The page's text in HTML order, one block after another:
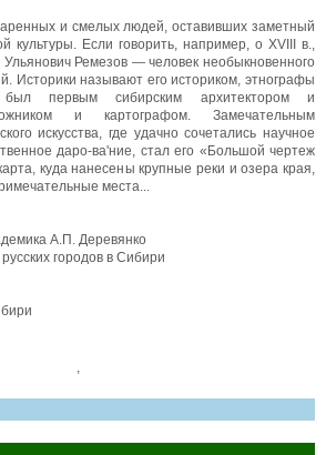
и смелых людей, оставивших заметный
культуры. Если говорить, например, о XVIII в.,
Ремезов — человек необыкновенного
Историки называют его историком, этнографы
первым сибирским архитектором и
и картографом. Замечательным
искусства, где удачно сочетались научное
даро-ва'ние, стал его «Большой чертеж
куда нанесены крупные реки и озера края,
места...
А.П. Деревянко
городов в Сибири
,